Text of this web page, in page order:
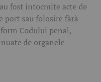
fost întocmite acte de
port sau folosire fără
Codului penal,
de organele